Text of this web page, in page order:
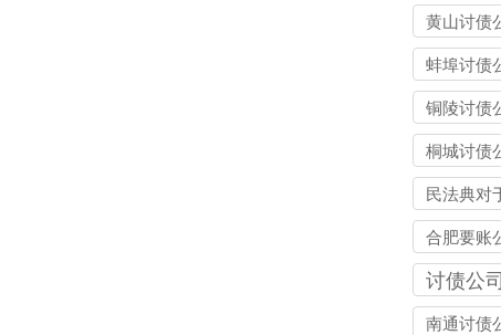
黄山讨债
蚌埠讨债
铜陵讨债
桐城讨债
民法典对
钱不还的
么处理
合肥要账
讨债公司
南通讨债